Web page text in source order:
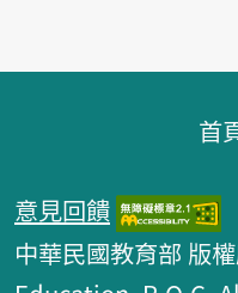
首
意見回饋
中華民國教育部 版